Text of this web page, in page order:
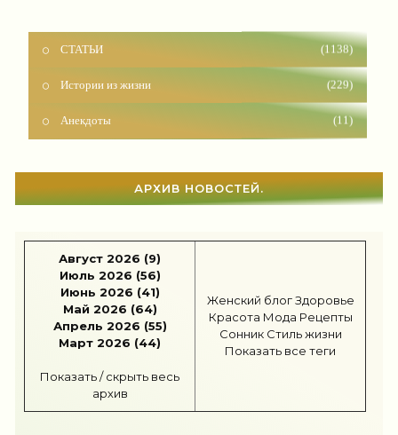
Истории из жизни (229)
Анекдоты (11)
Красота (925)
Наши дети (1813)
Бизнес
Рецепты (495)
Шоппинг (47)
АРХИВ НОВОСТЕЙ.
Август 2026 (9)
Июль 2026 (56)
Июнь 2026 (41)
Май 2026 (64)
Апрель 2026 (55)
Март 2026 (44)
Показать / скрыть весь
архив
Женский блог Здоровье
Красота Мода Рецепты
Сонник Стиль жизни
Показать все теги